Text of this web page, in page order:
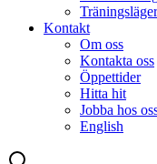
Träningsläger
Kontakt
Om oss
Kontakta oss
Öppettider
Hitta hit
Jobba hos
English